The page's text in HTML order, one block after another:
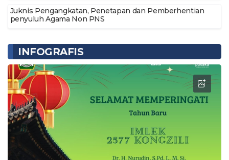
Juknis Pengangkatan, Penetapan dan Pemberhentian
penyuluh Agama Non PNS
INFOGRAFIS